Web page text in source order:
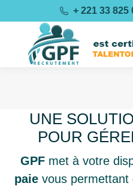
+ 221 33 825
UNE
POUR
GPFmet à votre
paievous permettant